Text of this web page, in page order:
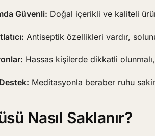
Güvenli: Doğal içerikli ve kaliteli
Antiseptik özellikleri vardır,
Hassas kişilerde dikkatli
Meditasyonla beraber ruhu
Nasıl Saklanır?